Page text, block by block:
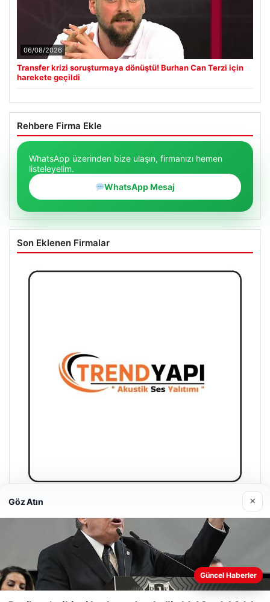
06/08/2026
Transfer krizi soruşturmaya dönüştü! Burhan Can Terzi için
harekete geçildi
Rehbere Firma Ekle
WhatsApp üzerinden bize ulaşın, firmanızı hemen
listeleyelim.
WhatsApp Mesaj
Son Eklenen Firmalar
Trend Yapı Akustik
Web sitemizi nasıl kullandığınızı daha iyi anlayabilmek,
Göz Atın ×
Güncel Haberler